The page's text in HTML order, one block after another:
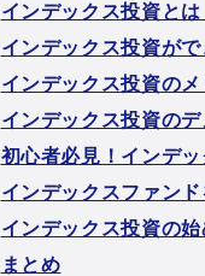
インデックス投資と
インデックス投資が
インデックス投資のメ
インデックス投資のデ
初心者必見！インデ
インデックスファン
インデックス投資の
まとめ